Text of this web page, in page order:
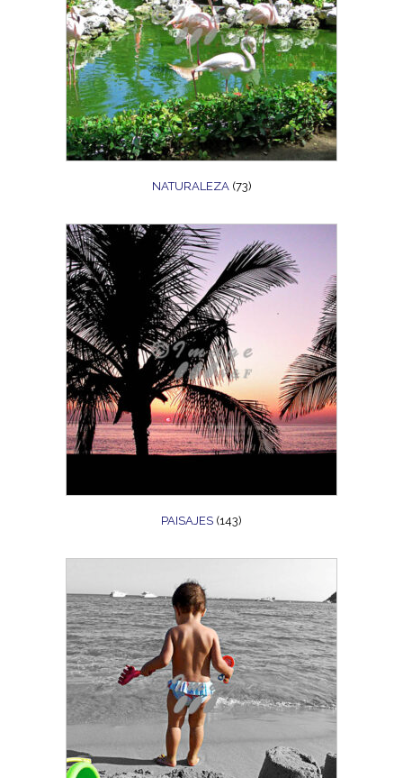
NATURALEZA (73)
PAISAJES (143)